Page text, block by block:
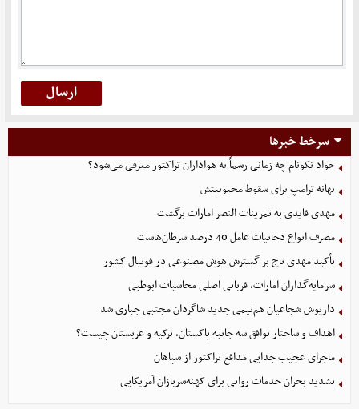
سرخط خبرها
جواد نکونام چه زمانی رسماً به هواداران تراکتور معرفی می‌شود؟
بهانه ترامپ برای سقوط محبوبیتش
مهدی قایدی به تمرینات النصر امارات برگشت
مصرف انواع دخانیات عامل 40 درصد سرطان‌هاست
تأکید مهدی تاج بر گسترش هوش مصنوعی در فوتبال کشور
سرمایه‌گذاران امارات، قربانی اصلی محاسبات ابوظبی
داریوش شجاعیان هم‌تیمی جدید شاگردان مجتبی جباری شد
اهداف و ساختار توافق سه جانبه پاکستان، ترکیه و عربستان چیست؟
ماجرای عجیب جدایی مدافع تراکتور از سپاهان
تشدید بحران خدمات روانی برای کهنه‌سربازان آمریکایی